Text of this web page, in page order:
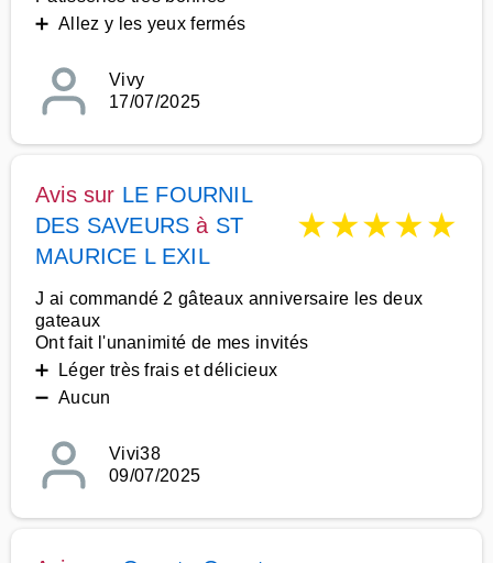
➕ Allez y les yeux fermés
Vivy
17/07/2025
Avis sur LE FOURNIL
DES SAVEURS à ST
MAURICE L EXIL
★★★★★
J ai commandé 2 gâteaux anniversaire les deux
gateaux
Ont fait l'unanimité de mes invités
➕ Léger très frais et délicieux
➖ Aucun
Vivi38
09/07/2025